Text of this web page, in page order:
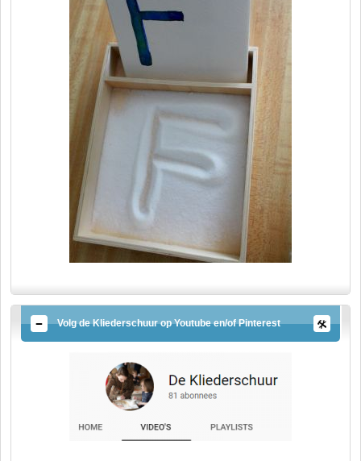
Volg de Kliederschuur op Youtube en/of Pinterest